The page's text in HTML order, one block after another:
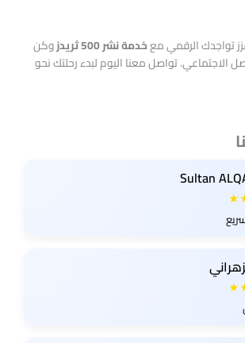
تواجدك الرقمي معخدمة نشر 500 ثريدز
وكن
الاجتماعي. تواصل معنا اليوم لبدء رحلتك نحو
Sultan